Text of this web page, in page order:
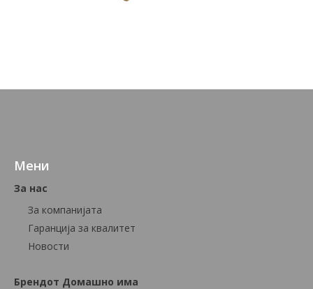
Мени
За нас
За компанијата
Гаранција за квалитет
Новости
Брендот Домашно има